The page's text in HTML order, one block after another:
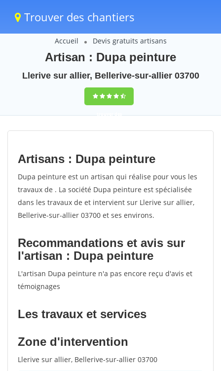
Trouver des chantiers
Accueil Devis gratuits artisans
Artisan : Dupa peinture
Llerive sur allier, Bellerive-sur-allier 03700
trouver des
chantiers
rapidement en
4,8 (100%) 255
Artisans : Dupa peinture
Dupa peinture est un artisan qui réalise pour vous les
travaux de . La société Dupa peinture est spécialisée
dans les travaux de et intervient sur Llerive sur allier,
Bellerive-sur-allier 03700 et ses environs.
Recommandations et avis sur
l'artisan : Dupa peinture
L'artisan Dupa peinture n'a pas encore reçu d'avis et
témoignages
Les travaux et services
Zone d'intervention
Llerive sur allier, Bellerive-sur-allier 03700